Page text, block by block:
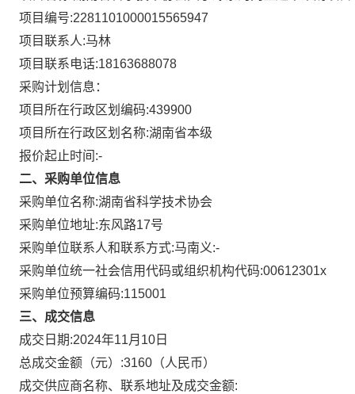
项目编号:2281101000015565947
项目联系人:马林
项目联系电话:18163688078
采购计划信息：
项目所在行政区划编码:439900
项目所在行政区划名称:湖南省本级
报价起止时间:-
二、采购单位信息
采购单位名称:湖南省科学技术协会
采购单位地址:东风路17号
采购单位联系人和联系方式:马南义:-
采购单位统一社会信用代码或组织机构代码:00612301x
采购单位预算编码:115001
三、成交信息
成交日期:2024年11月10日
总成交金额（元）:3160 （人民币）
成交供应商名称、联系地址及成交金额: